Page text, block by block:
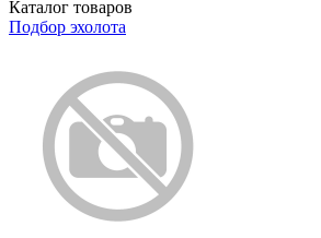
Каталог товаров
Подбор эхолота